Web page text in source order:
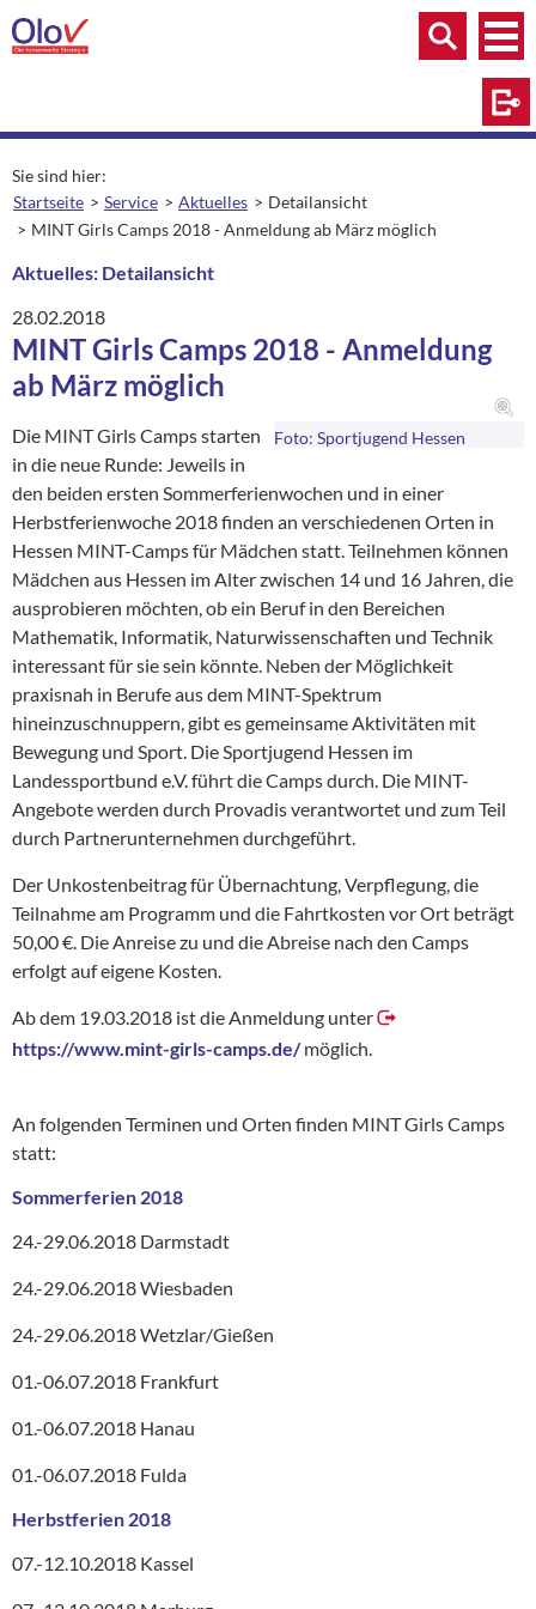
Zum Inhalt springen
Menü
Menü
Suche
Sie sind hier:
Startseite
Service Aktuelles aktuelle Seite:
Detailansicht
MINT Girls Camps 2018 - Anmeldung ab März möglich
Aktuelles: Detailansicht
28.02.2018
MINT Girls Camps 2018 - Anmeldung
ab März möglich
Foto: Sportjugend Hessen
Die MINT Girls Camps starten
in die neue Runde: Jeweils in
den beiden ersten Sommerferienwochen und in einer
Herbstferienwoche 2018 finden an verschiedenen Orten in
Hessen MINT-Camps für Mädchen statt. Teilnehmen können
Mädchen aus Hessen im Alter zwischen 14 und 16 Jahren, die
ausprobieren möchten, ob ein Beruf in den Bereichen
Mathematik, Informatik, Naturwissenschaften und Technik
interessant für sie sein könnte. Neben der Möglichkeit
praxisnah in Berufe aus dem MINT-Spektrum
hineinzuschnuppern, gibt es gemeinsame Aktivitäten mit
Bewegung und Sport. Die Sportjugend Hessen im
Landessportbund e.V. führt die Camps durch. Die MINT-
Angebote werden durch Provadis verantwortet und zum Teil
durch Partnerunternehmen durchgeführt.
Der Unkostenbeitrag für Übernachtung, Verpflegung, die
Teilnahme am Programm und die Fahrtkosten vor Ort beträgt
50,00 €. Die Anreise zu und die Abreise nach den Camps
erfolgt auf eigene Kosten.
Ab dem 19.03.2018 ist die Anmeldung unter
https://www.mint-girls-camps.de/möglich.
An folgenden Terminen und Orten finden MINT Girls Camps
statt:
Sommerferien 2018
24.-29.06.2018 Darmstadt
24.-29.06.2018 Wiesbaden
24.-29.06.2018 Wetzlar/Gießen
01.-06.07.2018 Frankfurt
01.-06.07.2018 Hanau
01.-06.07.2018 Fulda
Herbstferien 2018
07.-12.10.2018 Kassel